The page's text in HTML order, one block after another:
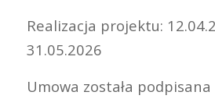
Realizacja projektu:
31.05.2026
Umowa została podpisana